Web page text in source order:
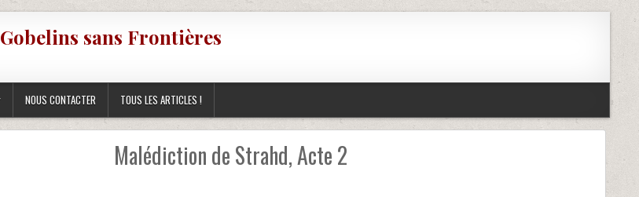
Gobelins sans Frontières
NOUS CONTACTER TOUS LES ARTICLES !
Malédiction de Strahd, Acte 2